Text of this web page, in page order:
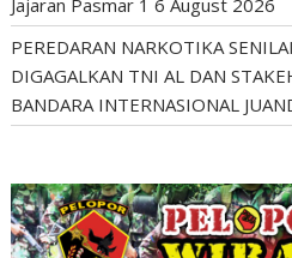
PEREDARAN NARKOTIKA
DIGAGALKAN TNI AL DAN
BANDARA INTERNASIONAL